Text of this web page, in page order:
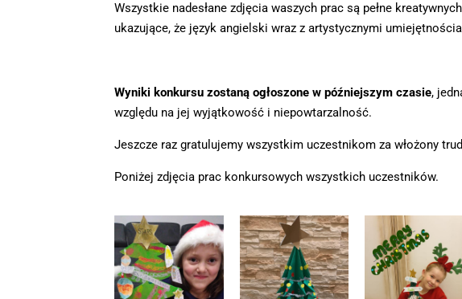
Wszystkie nadesłane zdjęcia waszych prac są pełne
ukazujące, że język angielski wraz z artystycznymi
Wyniki konkursu zostaną ogłoszone w późniejszym czasie,
względu na jej wyjątkowość i niepowtarzalność.
Jeszcze raz gratulujemy wszystkim uczestnikom za włożony
Poniżej zdjęcia prac konkursowych wszystkich uczestników.